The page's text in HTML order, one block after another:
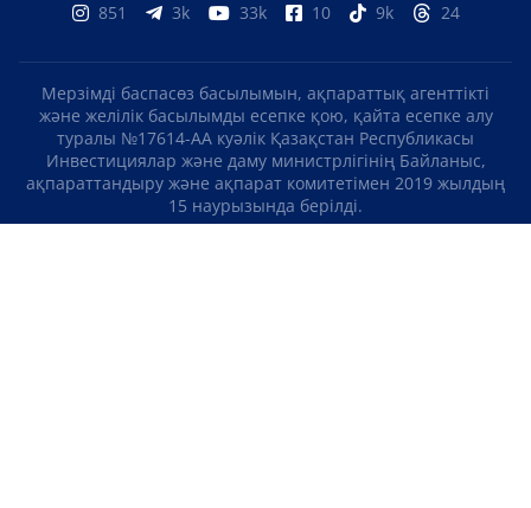
851 3k 33k 10 9k 24
Мерзімді баспасөз басылымын, ақпараттық агенттікті
және желілік басылымды есепке қою, қайта есепке алу
туралы №17614-АА куәлік Қазақстан Республикасы
Инвестициялар және даму министрлігінің Байланыс,
ақпараттандыру және ақпарат комитетімен 2019 жылдың
15 наурызында берілді.